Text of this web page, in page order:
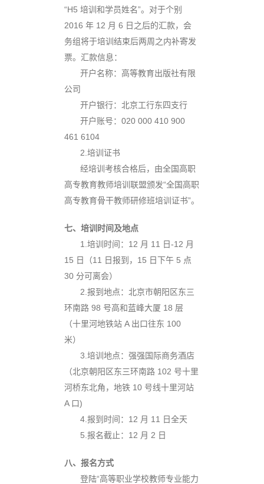
“H5 培训和学员姓名”。对于个别
2016 年 12 月 6 日之后的汇款，会
务组将于培训结束后两周之内补寄发
票。汇款信息：
开户名称：高等教育出版社有限
公司
开户银行：北京工行东四支行
开户账号：020 000 410 900
461 6104
2.培训证书
经培训考核合格后，由全国高职
高专教育教师培训联盟颁发“全国高职
高专教育骨干教师研修班培训证书”。
七、培训时间及地点
1.培训时间：12 月 11 日-12 月
15 日（11 日报到，15 日下午 5 点
30 分可离会）
2.报到地点：北京市朝阳区东三
环南路 98 号高和蓝峰大厦 18 层
（十里河地铁站 A 出口往东 100
米）
3.培训地点：强强国际商务酒店
（北京朝阳区东三环南路 102 号十里
河桥东北角，地铁 10 号线十里河站
A 口)
4.报到时间：12 月 11 日全天
5.报名截止：12 月 2 日
八、报名方式
登陆“高等职业学校教师专业能力